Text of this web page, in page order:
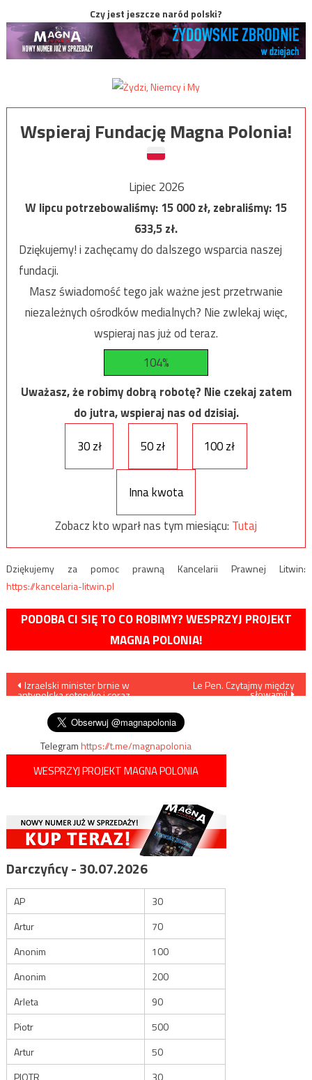
Czy jest jeszcze naród polski?
Wspieraj Fundację Magna Polonia!
Lipiec 2026
W lipcu potrzebowaliśmy:15 000zł, zebraliśmy:15
633,5zł.
Dziękujemy! i zachęcamy do dalszego wsparcia naszej
fundacji.
Masz świadomość tego jak ważne jest przetrwanie
niezależnych ośrodków medialnych? Nie zwlekaj więc,
wspieraj nas już od teraz.
104%
Uważasz, że robimy dobrą robotę? Nie czekaj zatem
do jutra, wspieraj nas od dzisiaj.
30 zł
50 zł 100 zł
Inna kwota
Zobacz kto wparł nas tym miesiącu: Tutaj
Dziękujemy za pomoc prawną Kancelarii Prawnej Litwin:
https://kancelaria-litwin.pl
PODOBA CI SIĘ TO CO ROBIMY? WESPRZYJ PROJEKT
MAGNA POLONIA!
Nawigacja
wpisu
Izraelski minister brnie w
antypolską retorykę i coraz
Le Pen. Czytajmy między
słowami!
Telegramhttps://t.me/magnapolonia
WESPRZYJ PROJEKT MAGNA POLONIA
Darczyńcy - 30.07.2026
AP
30
Artur
70
Anonim
100
Anonim
200
Arleta
90
Piotr
500
Artur
50
PIOTR
30